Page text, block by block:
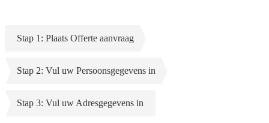
Stap 1: Plaats Offerte aanvraag
Stap 2: Vul uw Persoonsgegevens in
Stap 3: Vul uw Adresgegevens in